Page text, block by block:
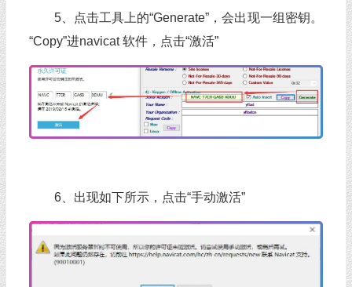
5、点击工具上的“Generate”，会出现一组密钥。
“Copy”进navicat 软件，点击“激活”
6、出现如下所示，点击“手动激活”